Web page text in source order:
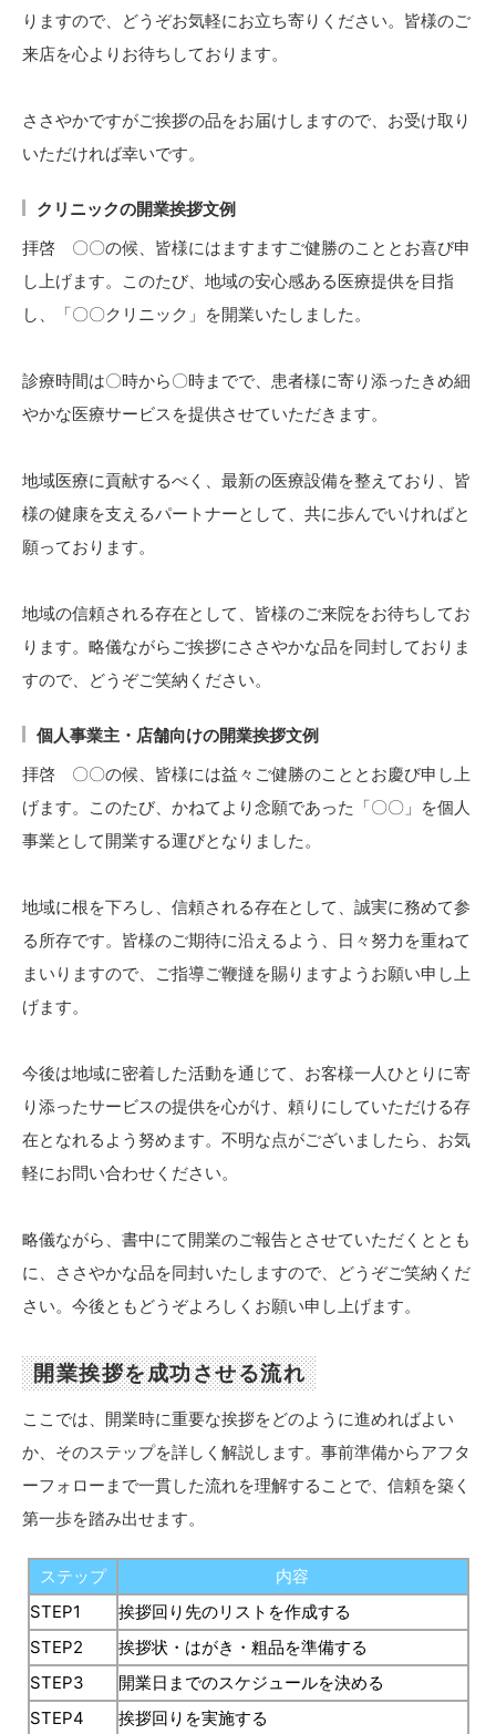
りますので、どうぞお気軽にお立ち寄りください。皆様のご
来店を心よりお待ちしております。
ささやかですがご挨拶の品をお届けしますので、お受け取り
いただければ幸いです。
クリニックの開業挨拶文例
拝啓 〇〇の候、皆様にはますますご健勝のこととお喜び申
し上げます。このたび、地域の安心感ある医療提供を目指
し、「〇〇クリニック」を開業いたしました。
診療時間は〇時から〇時までで、患者様に寄り添ったきめ細
やかな医療サービスを提供させていただきます。
地域医療に貢献するべく、最新の医療設備を整えており、皆
様の健康を支えるパートナーとして、共に歩んでいければと
願っております。
地域の信頼される存在として、皆様のご来院をお待ちしてお
ります。略儀ながらご挨拶にささやかな品を同封しておりま
すので、どうぞご笑納ください。
個人事業主・店舗向けの開業挨拶文例
拝啓 〇〇の候、皆様には益々ご健勝のこととお慶び申し上
げます。このたび、かねてより念願であった「〇〇」を個人
事業として開業する運びとなりました。
地域に根を下ろし、信頼される存在として、誠実に務めて参
る所存です。皆様のご期待に沿えるよう、日々努力を重ねて
まいりますので、ご指導ご鞭撻を賜りますようお願い申し上
げます。
今後は地域に密着した活動を通じて、お客様一人ひとりに寄
り添ったサービスの提供を心がけ、頼りにしていただける存
在となれるよう努めます。不明な点がございましたら、お気
軽にお問い合わせください。
略儀ながら、書中にて開業のご報告とさせていただくととも
に、ささやかな品を同封いたしますので、どうぞご笑納くだ
さい。今後ともどうぞよろしくお願い申し上げます。
開業挨拶を成功させる流れ
ここでは、開業時に重要な挨拶をどのように進めればよい
か、そのステップを詳しく解説します。事前準備からアフタ
ーフォローまで一貫した流れを理解することで、信頼を築く
第一歩を踏み出せます。
ステップ
内容
STEP1
挨拶回り先のリストを作成する
STEP2
挨拶状・はがき・粗品を準備する
STEP3
開業日までのスケジュールを決める
STEP4
挨拶回りを実施する